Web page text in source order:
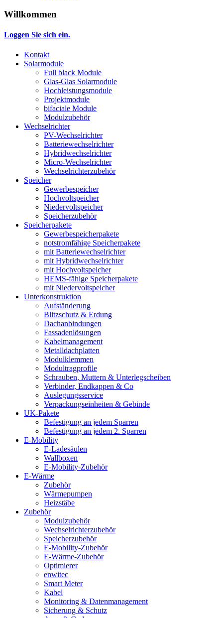
Willkommen
Loggen Sie sich ein.
Kontakt
Solarmodule
Full black Module
Glas-Glas Solarmodule
Hochleistungsmodule
Projektmodule
bifaciale Module
Modulzubehör
Wechselrichter
PV-Wechselrichter
Batteriewechselrichter
Hybridwechselrichter
Micro-Wechselrichter
Wechselrichterzubehör
Speicher
Gewerbespeicher
Hochvoltspeicher
Niedervoltspeicher
Speicherzubehör
Speicherpakete
Gewerbespeicherpakete
notstromfähige Speicherpakete
mit Batteriewechselrichter
mit Hybridwechselrichter
mit Hochvoltspeicher
HEMS-fähige Speicherpakete
mit Niedervoltspeicher
Unterkonstruktion
Aufständerung
Blitzschutz & Erdung
Dachanbindungen
Fassadenlösungen
Kabelmanagement
Metalldachplatten
Modulklemmen
Modultragprofile
Schrauben, Muttern & Unterlegscheiben
Verbinder, Endkappen & Co
Auslegungsservice
Verpackungseinheiten & Gebinde
UK-Pakete
Befestigung an jedem Sparren
Befestigung an jedem 2. Sparren
E-Mobility
E-Ladesäulen
Wallboxen
E-Mobility-Zubehör
E-Wärme
Zubehör
Wärmepumpen
Heizstäbe
Zubehör
Modulzubehör
Wechselrichterzubehör
Speicherzubehör
E-Mobility-Zubehör
E-Wärme-Zubehör
Optimierer
enwitec
Smart Meter
Kabel
Monitoring & Datenmanagement
Sicherung & Schutz